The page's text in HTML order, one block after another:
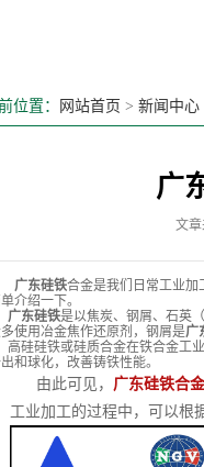
位置： 网站首页 > 新闻中心
广
文章
广东硅铁合金是我们日常工业加
介绍一下。
广东硅铁是以焦炭、钢屑、石英
使用冶金焦作还原剂，钢屑是广
硅硅铁或硅质合金在铁合金工业
和球化，改善铸铁性能。
由此可见， 广东硅铁合金
工业加工的过程中，可以根